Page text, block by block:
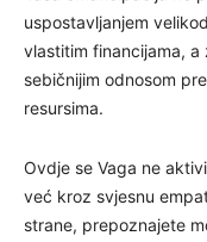
uspostavljanjem
vlastitim financijama, a
sebičnijim odnosom
resursima.
Ovdje se Vaga ne
već kroz svjesnu
strane, prepoznajete